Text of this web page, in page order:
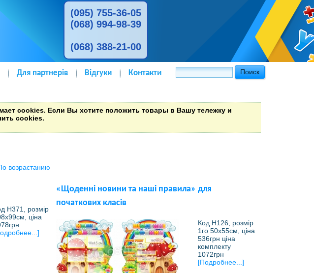
(095) 755-36-05
(068) 994-98-39
(068) 388-21-00
Для партнерів Відгуки Контакти
cookies. Если Вы хотите положить товары в Вашу тележку и
cookies.
Н371, розмір
ціна
«Щоденні новини та наші правила» для
початкових класів
Код Н126, розмір
1го 50х55см, ціна
536грн ціна
комплекту
1072грн
[Подробнее...]